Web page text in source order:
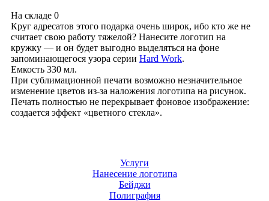
На складе 0
Круг адресатов этого подарка очень широк, ибо кто же не
считает свою работу тяжелой? Нанесите логотип на
кружку — и он будет выгодно выделяться на фоне
запоминающегося узора серии Hard Work.
Емкость 330 мл.
При сублимационной печати возможно незначительное
изменение цветов из-за наложения логотипа на рисунок.
Печать полностью не перекрывает фоновое изображение:
создается эффект «цветного стекла».
Услуги
Нанесение логотипа
Бейджи
Полиграфия